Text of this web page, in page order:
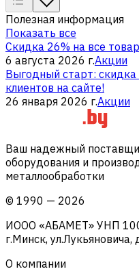
Полезная информация
Показать все
Скидка 26% на все
6 августа 2026 г.Акции
Выгодный старт: скидка
клиентов на сайте!
26 января 2026 г.Акции
Ваш надежный
оборудования и
металлообработки
© 1990 — 2026
ИООО «АБАМЕТ» УНП
г.Минск, ул.Лукьяновича,
О компании